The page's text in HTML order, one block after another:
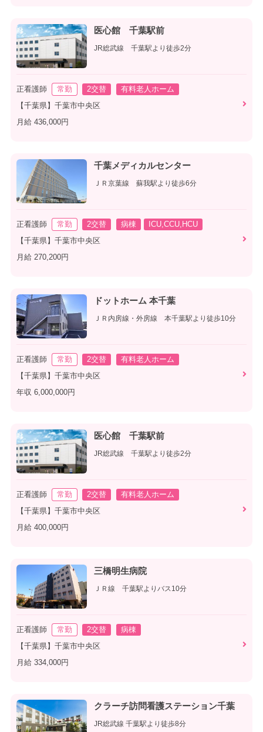
医心館 千葉駅前
JR総武線 千葉駅より徒歩2分
正看護師 常勤 2交替
有料老人ホーム
【千葉県】千葉市中央区
月給 436,000円
千葉メディカルセンター
ＪＲ京葉線 蘇我駅より徒歩6分
正看護師 常勤 2交替 病棟
ICU,CCU,HCU
【千葉県】千葉市中央区
月給 270,200円
ドットホーム 本千葉
ＪＲ内房線・外房線 本千葉駅より徒歩10分
正看護師 常勤 2交替
有料老人ホーム
【千葉県】千葉市中央区
年収 6,000,000円
医心館 千葉駅前
JR総武線 千葉駅より徒歩2分
正看護師 常勤 2交替
有料老人ホーム
【千葉県】千葉市中央区
月給 400,000円
三橋明生病院
ＪＲ線 千葉駅よりバス10分
正看護師 常勤 2交替
病棟
【千葉県】千葉市中央区
月給 334,000円
クラーチ訪問看護ステーション千葉
JR総武線 千葉駅より徒歩8分